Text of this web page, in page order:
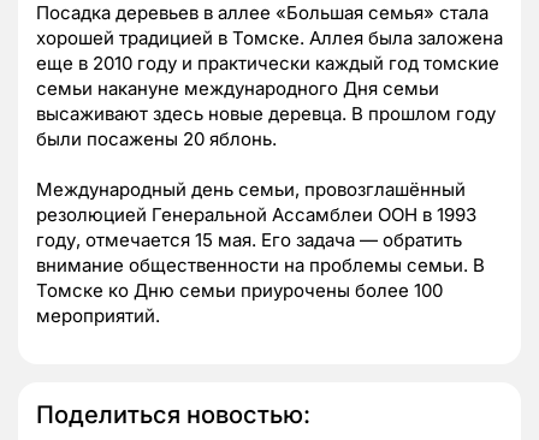
Посадка деревьев в аллее «Большая семья» стала
хорошей традицией в Томске. Аллея была заложена
еще в 2010 году и практически каждый год томские
семьи накануне международного Дня семьи
высаживают здесь новые деревца. В прошлом году
были посажены 20 яблонь.
Международный день семьи, провозглашённый
резолюцией Генеральной Ассамблеи ООН в 1993
году, отмечается 15 мая. Его задача — обратить
внимание общественности на проблемы семьи. В
Томске ко Дню семьи приурочены более 100
мероприятий.
Поделиться новостью: